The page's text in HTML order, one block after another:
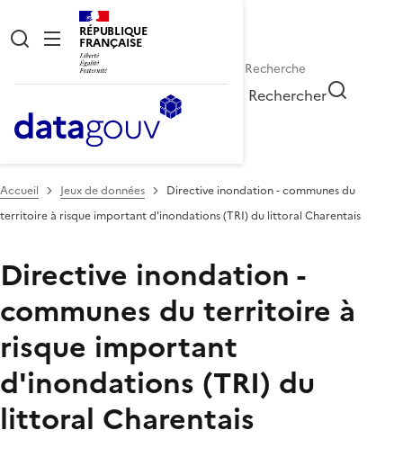
RÉPUBLIQUE
FRANÇAISE
Rechercher
Accueil Jeux de données
Directive inondation - communes du
territoire à risque important d'inondations (TRI) du littoral Charentais
Directive inondation -
communes du territoire à
risque important
d'inondations (TRI) du
littoral Charentais